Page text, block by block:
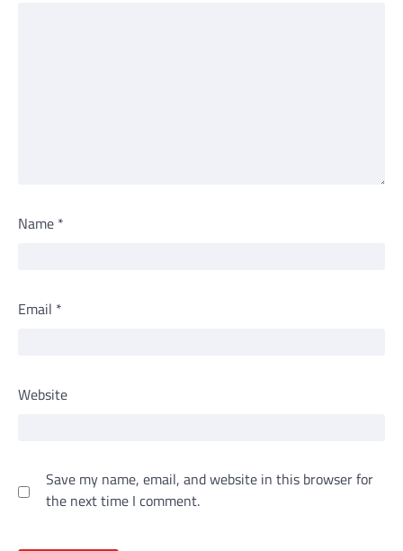
Name *
Email *
Website
Save my name, email, and website in this browser for
the next time I comment.